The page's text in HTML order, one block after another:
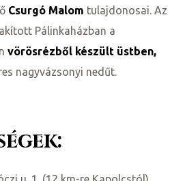
Csurgó Malom tulajdonosai. Az
Pálinkaházban a
vörösrézből készült üstben,
nagyvázsonyi nedűt.